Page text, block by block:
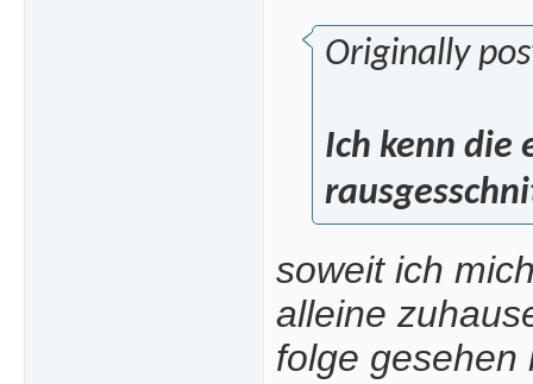
Originally
Ich kenn die
soweit ich
alleine
folge gesehen